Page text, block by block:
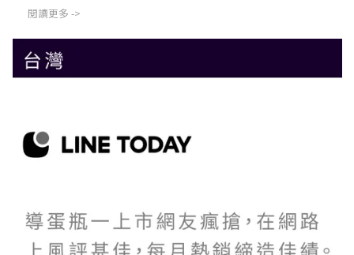
閱讀更多 ->